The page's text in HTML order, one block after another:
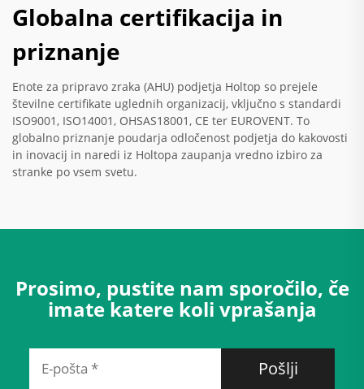
Globalna certifikacija in
priznanje
Enote za pripravo zraka (AHU) podjetja Holtop so prejele
številne certifikate uglednih organizacij, vključno s standardi
ISO9001, ISO14001, OHSAS18001, CE ter EUROVENT. To
globalno priznanje poudarja odločenost podjetja do kakovosti
in inovacij in naredi iz Holtopa zaupanja vredno izbiro za
stranke po vsem svetu.
Prosimo, pustite nam sporočilo, če
imate katere koli vprašanja
Pošlji